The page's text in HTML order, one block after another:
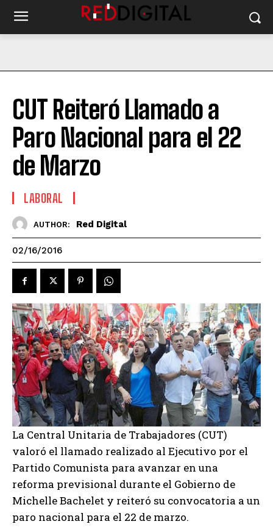
CUT Reiteró Llamado a
Paro Nacional para el 22
de Marzo
LABORAL
AUTHOR: Red Digital
02/16/2016
La Central Unitaria de Trabajadores (CUT)
valoró el llamado realizado al Ejecutivo por el
Partido Comunista para avanzar en una
reforma previsional durante el Gobierno de
Michelle Bachelet y reiteró su convocatoria a un
paro nacional para el 22 de marzo.